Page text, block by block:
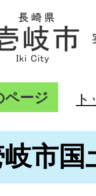
ページ
市国